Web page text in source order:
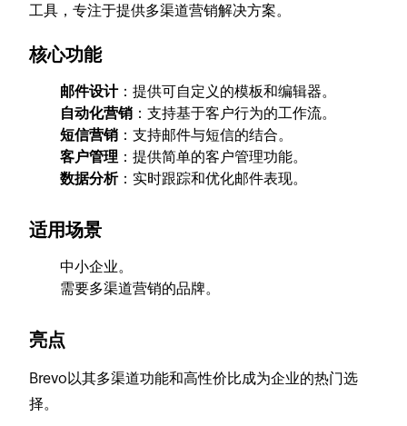
工具，专注于提供多渠道营销解决方案。
核心功能
邮件设计：提供可自定义的模板和编辑器。
自动化营销 ：支持基于客户行为的工作流。
短信营销 ：支持邮件与短信的结合。
客户管理 ：提供简单的客户管理功能。
数据分析：实时跟踪和优化邮件表现。
适用场景
中小企业。
需要多渠道营销的品牌。
亮点
Brevo以其多渠道功能和高性价比成为企业的热门选
择。